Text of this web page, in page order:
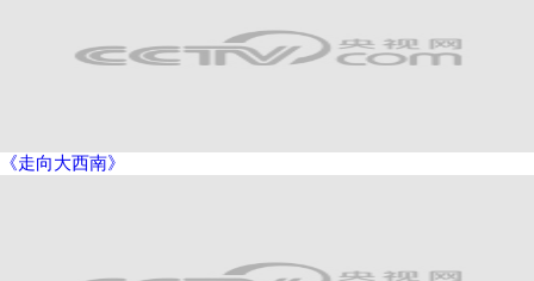
《走向大西南》